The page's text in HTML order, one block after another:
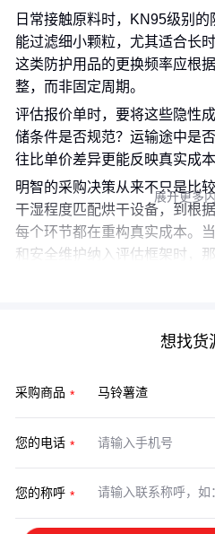
日常接触原料时，KN95级别
能过滤细小颗粒，尤其适合长
这类防护用品的更换频率应根
整，而非固定周期。
评估报价单时，要将这些隐性
储条件是否规范？运输途中是
往比单价差异更能反映真实成本
明智的采购决策从来不只是比
干湿程度匹配烘干设备，到根
每个环节都在重构真实成本。
和安全维护纳入评估框架时，
展开更多
想找货
采购商品
您的电话
您的称呼